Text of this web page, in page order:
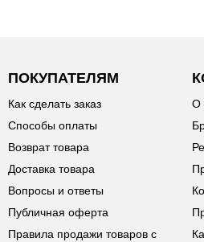
ПОКУПАТЕЛЯМ
Как сделать заказ
Способы оплаты
Возврат товара
Доставка товара
Вопросы и ответы
Публичная оферта
Правила продажи товаров с
О